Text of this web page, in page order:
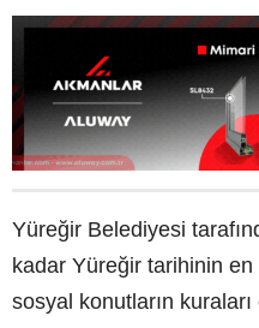
Yüreğir Belediyesi
kadar Yüreğir tarihinin
sosyal konutların